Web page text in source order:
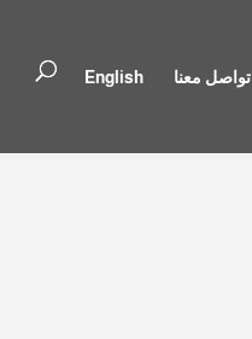
تواصل معنا English